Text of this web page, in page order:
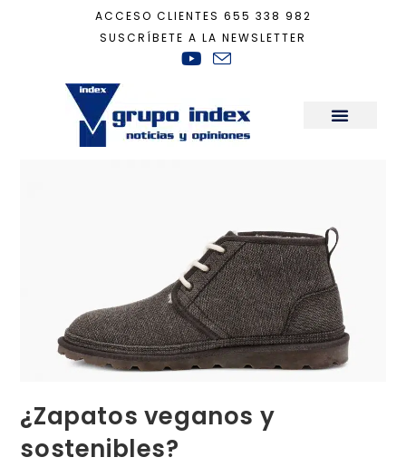
ACCESO CLIENTES 655 338 982
SUSCRÍBETE A LA NEWSLETTER
Sostenibilidad
¿Zapatos veganos y
sostenibles?